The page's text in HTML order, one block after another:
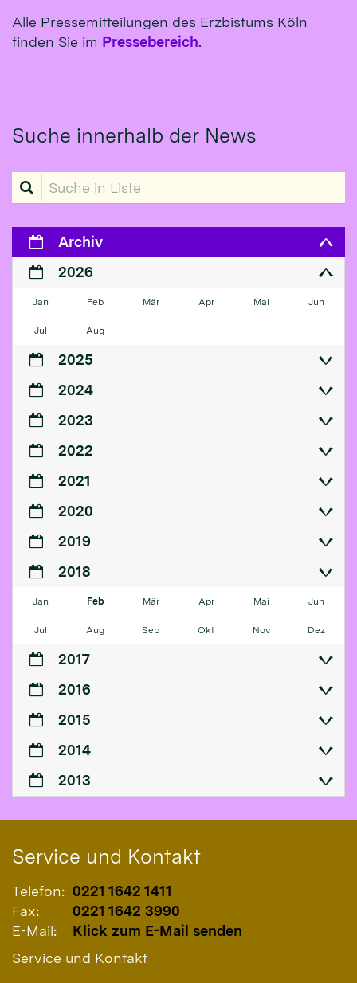
Alle Pressemitteilungen des Erzbistums Köln
finden Sie im Pressebereich.
Suche innerhalb der News
Suche in Liste
Archiv
2026
Jan Feb Mär Apr Mai Jun
Jul Aug
2025
2024
2023
2022
2021
2020
2019
2018
Jan Feb Mär Apr Mai Jun
Jul Aug Sep Okt Nov Dez
2017
2016
2015
2014
2013
Service und Kontakt
Telefon: 0221 1642 1411
Fax:
0221 1642 3990
E-Mail:
Klick zum E-Mail senden
Service und Kontakt